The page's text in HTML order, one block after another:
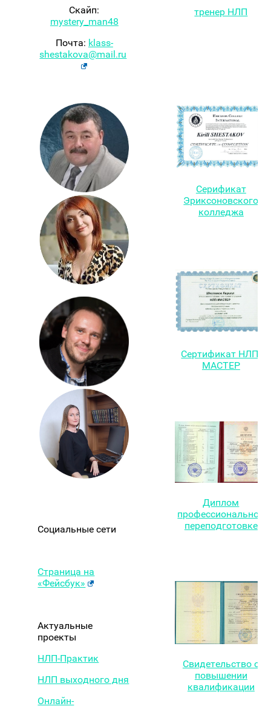
Скайп:
mystery_man48
Почта: klass-
shestakova@mail.ru
Социальные сети
Страница на
«Фейсбук»
Актуальные
проекты
НЛП-Практик
НЛП выходного дня
Онлайн-
тренер НЛП
Серификат
Эриксоновского
колледжа
Сертификат НЛП-
МАСТЕР
Диплом
профессиональной
переподготовке
Свидетельство о
повышении
квалификации